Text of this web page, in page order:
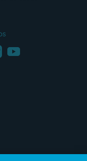
Youtube